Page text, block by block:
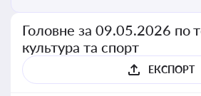
Головне за 09.05.2026 по
культура та спорт
ЕКСПОРТ